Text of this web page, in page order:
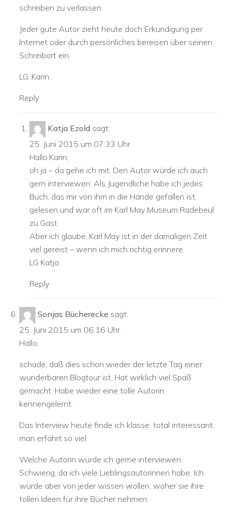
schreiben zu verlassen.
Jeder gute Autor zieht heute doch Erkundigung per
Internet oder durch persönliches bereisen über seinen
Schreibort ein.
LG..Karin..
Reply
Katja Ezold sagt:
25. Juni 2015 um 07:33 Uhr
Hallo Karin,
oh ja – da gehe ich mit. Den Autor würde ich auch
gern interviewen. Als Jugendliche habe ich jedes
Buch, das mir von ihm in die Hände gefallen ist,
gelesen und war oft im Karl May Museum Radebeul
zu Gast.
Aber ich glaube, Karl May ist in der damaligen Zeit
viel gereist – wenn ich mich richtig erinnere.
LG Katja
Reply
Sonjas Bücherecke sagt:
25. Juni 2015 um 06:16 Uhr
Hallo,
schade, daß dies schon wieder der letzte Tag einer
wunderbaren Blogtour ist. Hat wirklich viel Spaß
gemacht. Habe wieder eine tolle Autorin
kennengelernt.
Das Interview heute finde ich klasse, total interessant,
man erfährt so viel.
Welche Autorin würde ich gerne interviewen.
Schwierig, da ich viele Lieblingsautorinnen habe. Ich
würde aber von jeder wissen wollen, woher sie ihre
tollen Ideen für ihre Bücher nehmen.